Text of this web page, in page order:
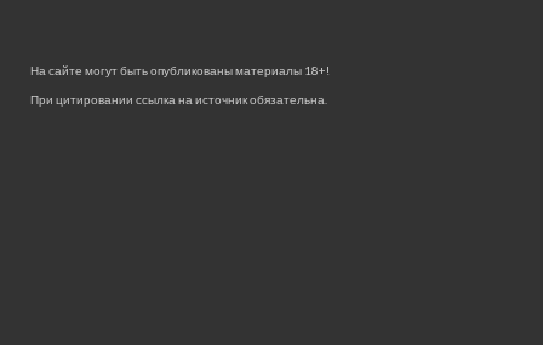
На сайте могут быть опубликованы материалы 18+!
При цитировании ссылка на источник обязательна.